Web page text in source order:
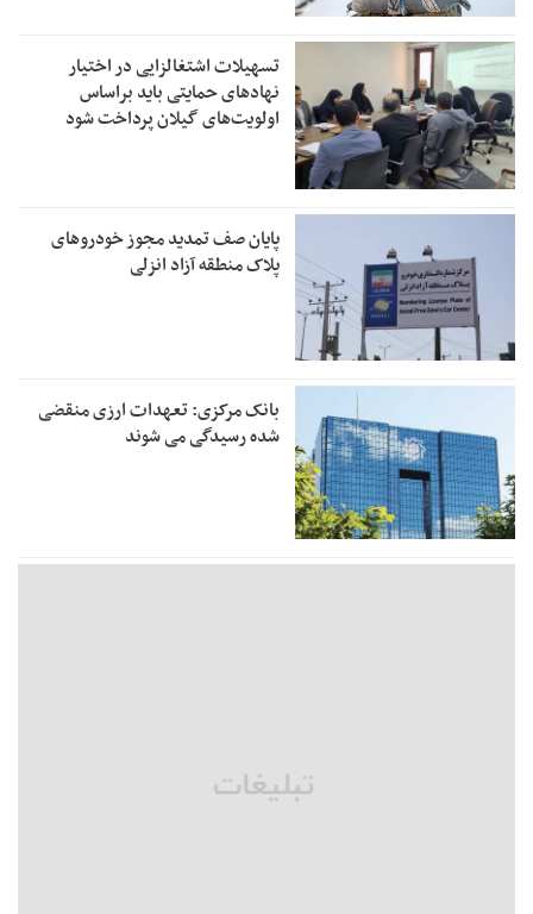
تسهیلات اشتغالزایی در اختیار
نهادهای حمایتی باید براساس
اولویت‌های گیلان پرداخت شود
پایان صف تمدید مجوز خودروهای
پلاک منطقه آزاد انزلی
بانک مرکزی: تعهدات ارزی منقضی
شده رسیدگی می شوند